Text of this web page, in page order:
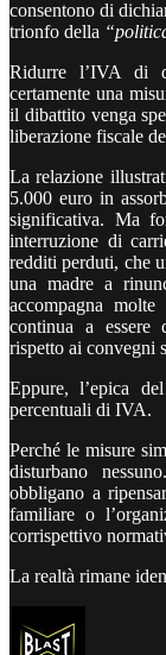
consentono di
trionfo della
Ridurre l’IVA di
certamente una
il dibattito venga
liberazione fiscale
La relazione
5.000 euro in
significativa. Ma
interruzione di
redditi perduti, che
una madre a
accompagna
continua a essere
rispetto ai convegni
Eppure, l’epica
percentuali di IVA.
Perché le misure
disturbano
obbligano a
familiare o
corrispettivo
La realtà rimane